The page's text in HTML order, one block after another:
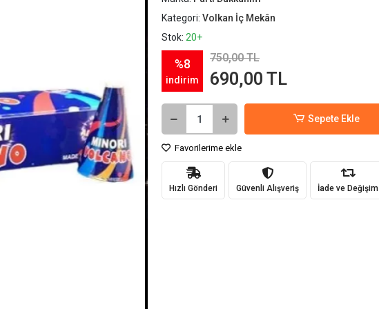
Kategori: Volkan İç Mekân
Stok: 20+
%8
indirim
750,00 TL
690,00 TL
Sepete Ekle
Favorilerime ekle
Hızlı Gönderi Güvenli Alışveriş İade ve Değişim